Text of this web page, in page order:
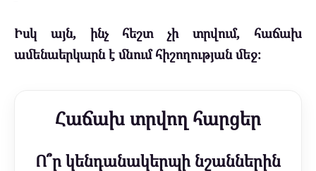
Իսկ այն, ինչ հեշտ չի տրվում, հաճախ
ամենաերկարն է մնում հիշողության մեջ։
Հաճախ տրվող հարցեր
Ո՞ր կենդանակերպի նշաններին